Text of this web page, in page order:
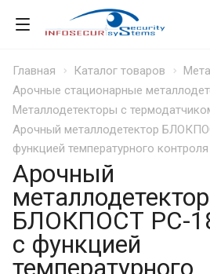
Главная Каталог товаров
Арочные стационарные
Металлодетекторы с
Арочный металлодетектор
функцией температурного контроля
Арочный
металлодетектор
БЛОКПОСТ PC-
с функцией
температурного